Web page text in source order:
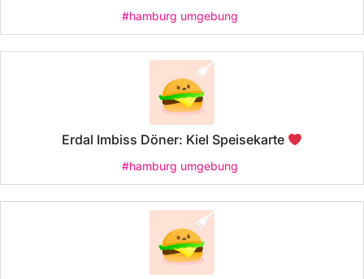
#hamburg umgebung
Erdal Imbiss Döner: Kiel Speisekarte
#hamburg umgebung